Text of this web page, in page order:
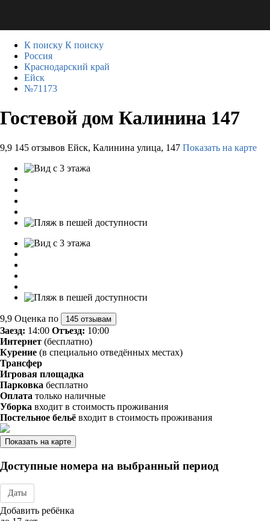
К поиску К поиску
Россия
Краснодарский край
Ейск
№71173
Гостевой дом Калинина 147
9,9 145 отзывов Ейск, Калинина улица, 147 Показать на карте
9,9 Оценка по 145 отзывам
Заезд: 14:00 Отъезд: 10:00
Интернет (бесплатно)
Курение (в специально отведённых местах)
Трансфер
Игровая площадка
Парковка бесплатно
Оплата только наличные
Уборка входит в стоимость проживания
Постельное бельё входит в стоимость проживания
Показать на карте
Доступные номера на выбранный период
Даты
Дата заезда - отъезда
Добавить ребёнка